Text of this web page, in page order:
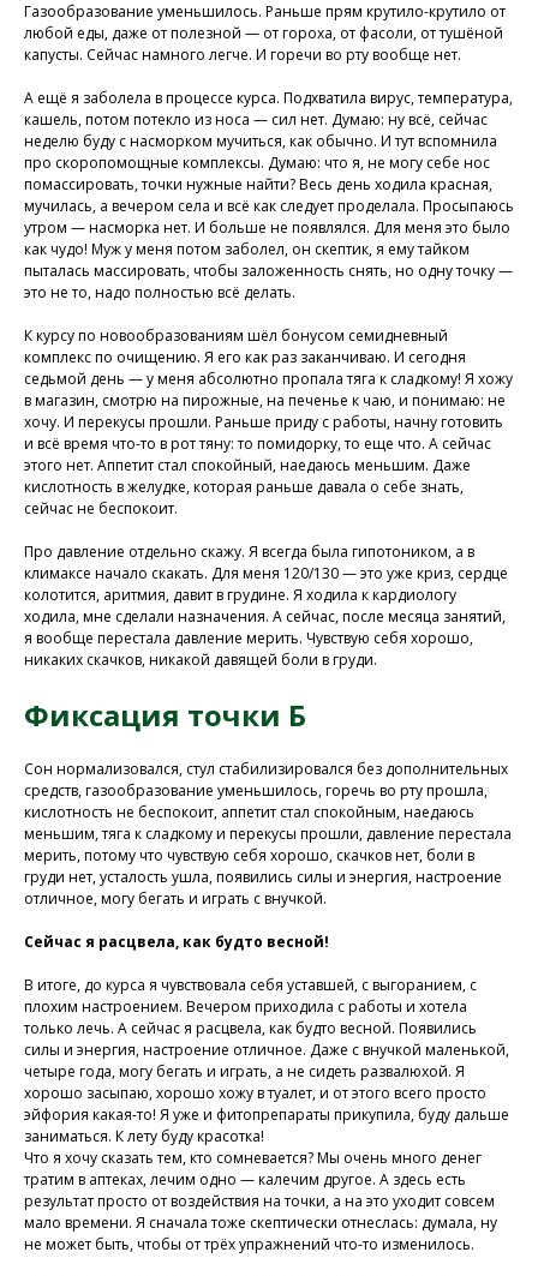
Газообразование уменьшилось. Раньше прям крутило-крутило от
любой еды, даже от полезной — от гороха, от фасоли, от тушёной
капусты. Сейчас намного легче. И горечи во рту вообще нет.
А ещё я заболела в процессе курса. Подхватила вирус, температура,
кашель, потом потекло из носа — сил нет. Думаю: ну всё, сейчас
неделю буду с насморком мучиться, как обычно. И тут вспомнила
про скоропомощные комплексы. Думаю: что я, не могу себе нос
помассировать, точки нужные найти? Весь день ходила красная,
мучилась, а вечером села и всё как следует проделала. Просыпаюсь
утром — насморка нет. И больше не появлялся. Для меня это было
как чудо! Муж у меня потом заболел, он скептик, я ему тайком
пыталась массировать, чтобы заложенность снять, но одну точку —
это не то, надо полностью всё делать.
К курсу по новообразованиям шёл бонусом семидневный
комплекс по очищению. Я его как раз заканчиваю. И сегодня
седьмой день — у меня абсолютно пропала тяга к сладкому! Я хожу
в магазин, смотрю на пирожные, на печенье к чаю, и понимаю: не
хочу. И перекусы прошли. Раньше приду с работы, начну готовить
и всё время что-то в рот тяну: то помидорку, то еще что. А сейчас
этого нет. Аппетит стал спокойный, наедаюсь меньшим. Даже
кислотность в желудке, которая раньше давала о себе знать,
сейчас не беспокоит.
Про давление отдельно скажу. Я всегда была гипотоником, а в
климаксе начало скакать. Для меня 120/130 — это уже криз, сердце
колотится, аритмия, давит в грудине. Я ходила к кардиологу
ходила, мне сделали назначения. А сейчас, после месяца занятий,
я вообще перестала давление мерить. Чувствую себя хорошо,
никаких скачков, никакой давящей боли в груди.
Фиксация точки Б
Сон нормализовался, стул стабилизировался без дополнительных
средств, газообразование уменьшилось, горечь во рту прошла,
кислотность не беспокоит, аппетит стал спокойным, наедаюсь
меньшим, тяга к сладкому и перекусы прошли, давление перестала
мерить, потому что чувствую себя хорошо, скачков нет, боли в
груди нет, усталость ушла, появились силы и энергия, настроение
отличное, могу бегать и играть с внучкой.
Сейчас я расцвела, как будто весной!
В итоге, до курса я чувствовала себя уставшей, с выгоранием, с
плохим настроением. Вечером приходила с работы и хотела
только лечь. А сейчас я расцвела, как будто весной. Появились
силы и энергия, настроение отличное. Даже с внучкой маленькой,
четыре года, могу бегать и играть, а не сидеть развалюхой. Я
хорошо засыпаю, хорошо хожу в туалет, и от этого всего просто
эйфория какая-то! Я уже и фитопрепараты прикупила, буду дальше
заниматься. К лету буду красотка!
Что я хочу сказать тем, кто сомневается? Мы очень много денег
тратим в аптеках, лечим одно — калечим другое. А здесь есть
результат просто от воздействия на точки, а на это уходит совсем
мало времени. Я сначала тоже скептически отнеслась: думала, ну
не может быть, чтобы от трёх упражнений что-то изменилось.
Присоединяйтесь к
нашей программе, чтобы
восстановить здоровье
без лекарств и походов в
поликлинику
У Вас остались вопросы?
Хотите проконсультироваться
с нашим специалистом?
Задать вопрос
Напишите нам в службу заботы